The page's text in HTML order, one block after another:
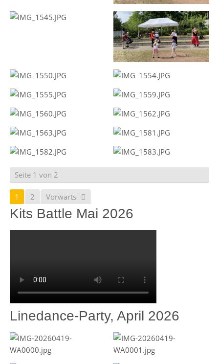
Seite 1 von 2
1 2 Vorwärts
Kits Battle Mai 2026
Linedance-Party, April 2026